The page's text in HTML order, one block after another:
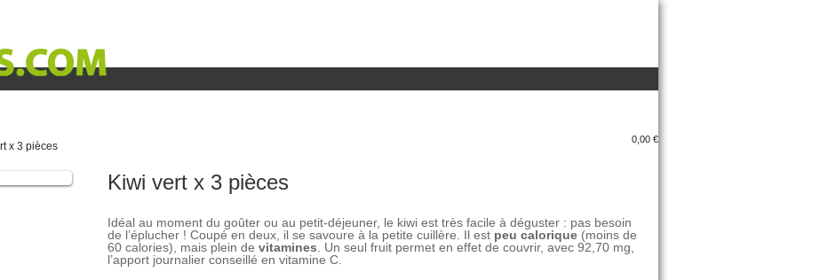
0,00 €
x 3 pièces
Kiwi vert x 3 pièces
Idéal au moment du goûter ou au petit-déjeuner, le kiwi est très facile à déguster : pas besoin
de l’éplucher ! Coupé en deux, il se savoure à la petite cuillère. Il est peu calorique (moins de
60 calories), mais plein de vitamines . Un seul fruit permet en effet de couvrir, avec 92,70 mg,
l’apport journalier conseillé en vitamine C.